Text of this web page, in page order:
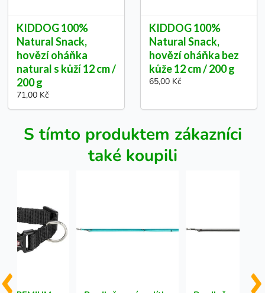
KIDDOG 100%
Natural Snack,
hovězí oháňka
natural s kůží 12 cm /
200 g
71,00 Kč
KIDDOG 100%
Natural Snack,
hovězí oháňka bez
kůže 12 cm / 200 g
65,00 Kč
S tímto produktem zákazníci
také koupili